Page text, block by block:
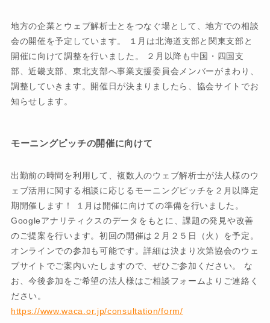
地方の企業とウェブ解析士とをつなぐ場として、地方での相談
会の開催を予定しています。 １月は北海道支部と関東支部と
開催に向けて調整を行いました。 ２月以降も中国・四国支
部、近畿支部、東北支部へ事業支援委員会メンバーがまわり、
調整していきます。開催日が決まりましたら、協会サイトでお
知らせします。
モーニングピッチの開催に向けて
出勤前の時間を利用して、複数人のウェブ解析士が法人様のウ
ェブ活用に関する相談に応じるモーニングピッチを２月以降定
期開催します！ １月は開催に向けての準備を行いました。
Googleアナリティクスのデータをもとに、課題の発見や改善
のご提案を行います。初回の開催は２月２５日（火）を予定。
オンラインでの参加も可能です。詳細は決まり次第協会のウェ
ブサイトでご案内いたしますので、ぜひご参加ください。 な
お、今後参加をご希望の法人様はご相談フォームよりご連絡く
ださい。
https://www.waca.or.jp/consultation/form/